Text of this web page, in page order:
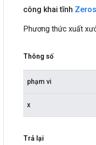
công khai tĩnh Zeros
Phương thức xuất
Thông số
phạm vi
x
Trả lại